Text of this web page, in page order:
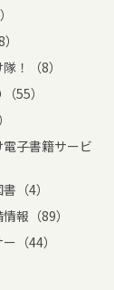
！（8）
55）
子書籍サービ
（4）
報（89）
（44）